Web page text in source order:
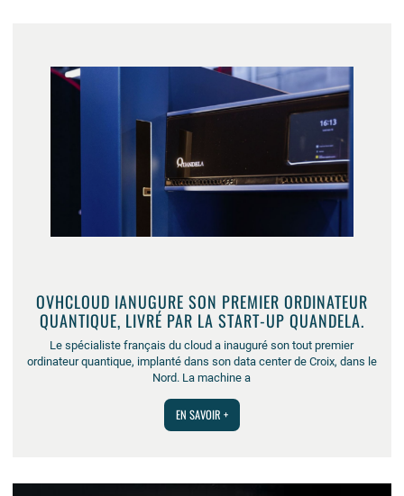
OVHCLOUD IANUGURE SON PREMIER ORDINATEUR
QUANTIQUE, LIVRÉ PAR LA START-UP QUANDELA.
Le spécialiste français du cloud a inauguré son tout premier
ordinateur quantique, implanté dans son data center de Croix, dans le
Nord. La machine a
EN SAVOIR +